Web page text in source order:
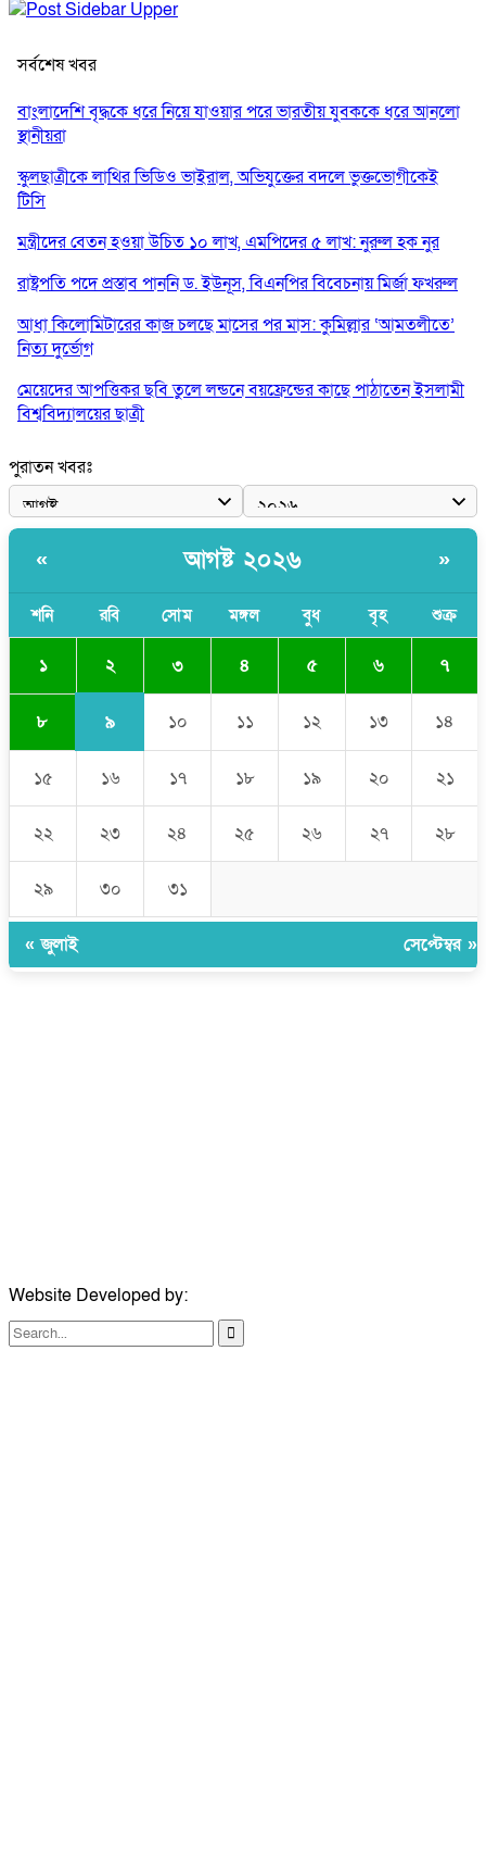
সর্বশেষ খবর
বাংলাদেশি বৃদ্ধকে ধরে নিয়ে যাওয়ার পরে ভারতীয় যুবককে ধরে আনলো
স্থানীয়রা
স্কুলছাত্রীকে লাথির ভিডিও ভাইরাল, অভিযুক্তের বদলে ভুক্তভোগীকেই
টিসি
মন্ত্রীদের বেতন হওয়া উচিত ১০ লাখ, এমপিদের ৫ লাখ: নুরুল হক নুর
রাষ্ট্রপতি পদে প্রস্তাব পাননি ড. ইউনূস, বিএনপির বিবেচনায় মির্জা ফখরুল
আধা কিলোমিটারের কাজ চলছে মাসের পর মাস: কুমিল্লার ‘আমতলীতে’
নিত্য দুর্ভোগ
মেয়েদের আপত্তিকর ছবি তুলে লন্ডনে বয়ফ্রেন্ডের কাছে পাঠাতেন ইসলামী
বিশ্ববিদ্যালয়ের ছাত্রী
পুলিশকে পিটিয়ে রক্তাক্ত করেছি এ দৃশ্য কি আপনারা দেখেননি: এনসিপি
নেতা
পাঁচ দেশি মাছে মিলল মাইক্রোপ্লাস্টিক, সবচেয়ে বেশি কই মাছে
বাংলাদেশী কর্মীদের আকামা নিয়ে বড় সুখবর দিলো সৌদি সরকার
ভারতের পূর্ব সীমান্তে এখন ‘আরেকটি পাকিস্তান’ গড়ে উঠেছে: সজীব
ওয়াজেদ জয়
পুরাতন খবরঃ
« আগষ্ট ২০২৬ »
শনি রবি সোম মঙ্গল বুধ বৃহ শুক্র
১ ২ ৩ ৪ ৫ ৬ ৭
৮ ৯ ১০ ১১ ১২ ১৩ ১৪
১৫ ১৬ ১৭ ১৮ ১৯ ২০ ২১
২২ ২৩ ২৪ ২৫ ২৬ ২৭ ২৮
২৯ ৩০ ৩১
« জুলাই সেপ্টেম্বর »
Website Developed by: